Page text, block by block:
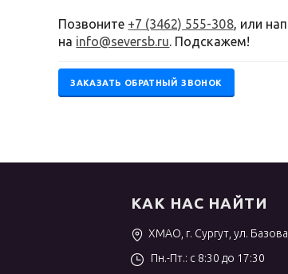
Позвоните +7 (3462) 555-308, или
на info@seversb.ru. Подскажем!
ЗАКАЗАТЬ ОБРАТНЫЙ ЗВОНОК
КАК НАС НАЙТИ
ХМАО, г. Сургут, ул.
Пн.-Пт.: с 8:30 до 17:30